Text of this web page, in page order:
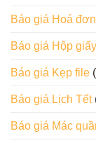
Báo giá Hoá đơn
Báo giá Hộp giấy
Báo giá Kẹp file
Báo giá Lịch Tết
Báo giá Mác